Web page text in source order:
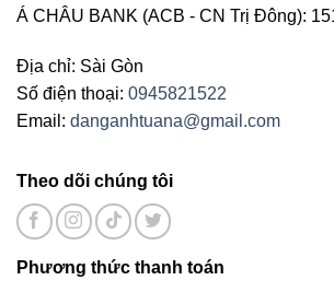
Á CHÂU BANK (ACB - CN Trị Đông):
Địa chỉ: Sài Gòn
Số điện thoại: 0945821522
Email: danganhtuana@gmail.com
Theo dõi chúng tôi
Phương thức thanh toán